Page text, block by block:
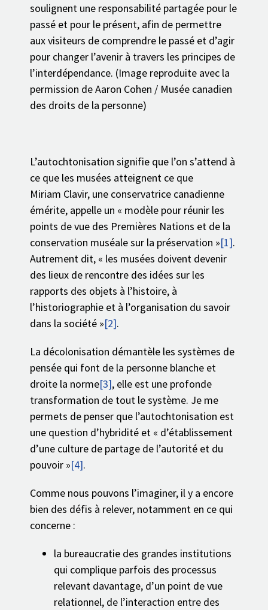
soulignent une responsabilité partagée pour le
passé et pour le présent, afin de permettre
aux visiteurs de comprendre le passé et d’agir
pour changer l’avenir à travers les principes de
l’interdépendance. (Image reproduite avec la
permission de Aaron Cohen / Musée canadien
des droits de la personne)
L’autochtonisation signifie que l’on s’attend à
ce que les musées atteignent ce que
Miriam Clavir, une conservatrice canadienne
émérite, appelle un « modèle pour réunir les
points de vue des Premières Nations et de la
conservation muséale sur la préservation »[1].
Autrement dit, « les musées doivent devenir
des lieux de rencontre des idées sur les
rapports des objets à l’histoire, à
l’historiographie et à l’organisation du savoir
dans la société »[2].
La décolonisation démantèle les systèmes de
pensée qui font de la personne blanche et
droite la norme[3], elle est une profonde
transformation de tout le système. Je me
permets de penser que l’autochtonisation est
une question d’hybridité et « d’établissement
d’une culture de partage de l’autorité et du
pouvoir »[4].
Comme nous pouvons l’imaginer, il y a encore
bien des défis à relever, notamment en ce qui
concerne :
la bureaucratie des grandes institutions
qui complique parfois des processus
relevant davantage, d’un point de vue
relationnel, de l’interaction entre des